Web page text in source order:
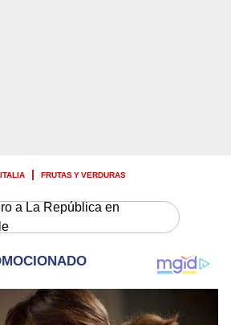
ITALIA FRUTAS Y VERDURAS
a La República en